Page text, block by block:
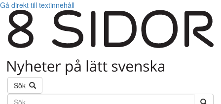
Gå direkt till textinnehåll
Sök
Söktext